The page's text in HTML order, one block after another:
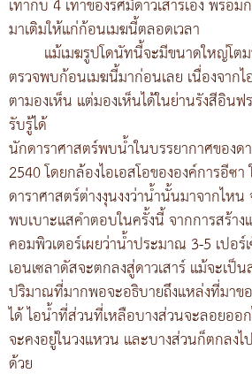
เท่ากับ 4 เท่าของรัศมีดาวเสาร์เอง พร้
มาเติมให้แก่ก้อนเมฆนี้ตลอดเวลา
แม้เมฆรูปโดนัทนี้จะมีขนาดใหญ่โต
ตรวจพบก้อนเมฆนี้มาก่อนเลย เนื่องจากไ
ตามองเห็น แต่มองเห็นได้ในย่านรังสีอินฟ
รับรู้ได้
นักดาราศาสตร์พบน้ำในบรรยากาศของด
2540 โดยกล้องไอเอสโอขององค์การอีซ
ดาราศาสตร์ต่างงุนงงว่าน้ำนั้นมาจากไห
พบเบาะแสคำตอบในครั้งนี้ จากการสร้า
คอมพิวเตอร์เผยว่าน้ำประมาณ 3-5 เปอ
เอนเซลาดัสจะตกลงสู่ดาวเสาร์ แม้จะเ
ปริมาณที่มากพอจะอธิบายถึงแหล่งที่มาข
ได้ ไอน้ำที่ส่วนที่เหลือบางส่วนจะลอยออ
จะคงอยู่ในวงแหวน และบางส่วนก็ตกลง
ด้วย